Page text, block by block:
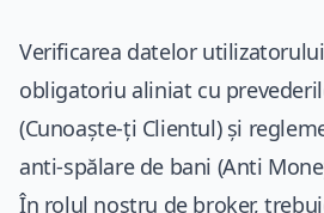
Verificarea datelor
obligatoriu aliniat cu
(Cunoaște-ți Clientul) și
anti-spălare de bani (Anti
În rolul nostru de broker,